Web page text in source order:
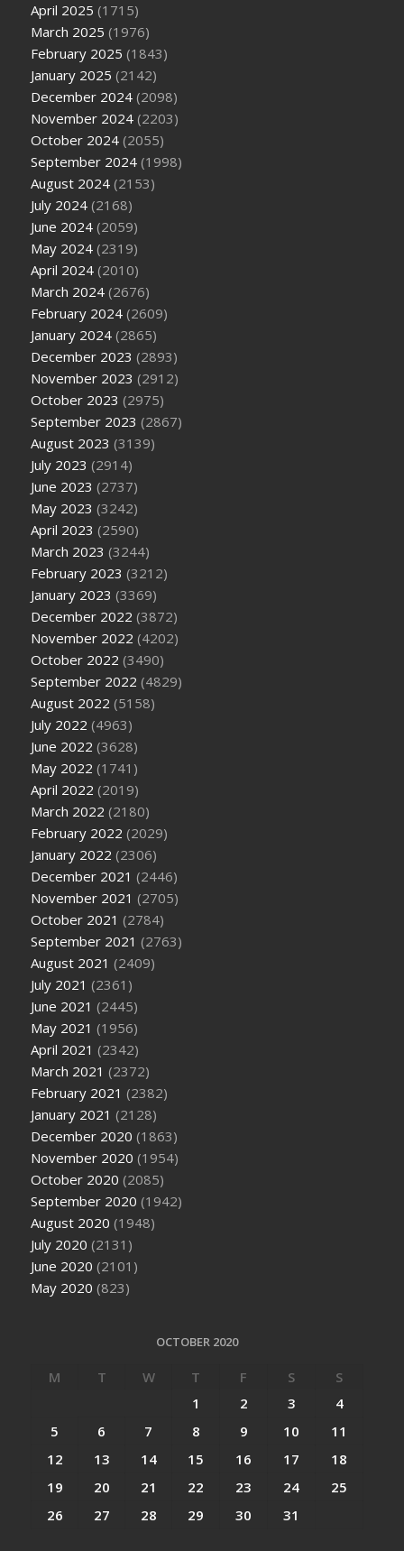
April 2025 (1715)
March 2025 (1976)
February 2025 (1843)
January 2025 (2142)
December 2024 (2098)
November 2024 (2203)
October 2024 (2055)
September 2024 (1998)
August 2024 (2153)
July 2024 (2168)
June 2024 (2059)
May 2024 (2319)
April 2024 (2010)
March 2024 (2676)
February 2024 (2609)
January 2024 (2865)
December 2023 (2893)
November 2023 (2912)
October 2023 (2975)
September 2023 (2867)
August 2023 (3139)
July 2023 (2914)
June 2023 (2737)
May 2023 (3242)
April 2023 (2590)
March 2023 (3244)
February 2023 (3212)
January 2023 (3369)
December 2022 (3872)
November 2022 (4202)
October 2022 (3490)
September 2022 (4829)
August 2022 (5158)
July 2022 (4963)
June 2022 (3628)
May 2022 (1741)
April 2022 (2019)
March 2022 (2180)
February 2022 (2029)
January 2022 (2306)
December 2021 (2446)
November 2021 (2705)
October 2021 (2784)
September 2021 (2763)
August 2021 (2409)
July 2021 (2361)
June 2021 (2445)
May 2021 (1956)
April 2021 (2342)
March 2021 (2372)
February 2021 (2382)
January 2021 (2128)
December 2020 (1863)
November 2020 (1954)
October 2020 (2085)
September 2020 (1942)
August 2020 (1948)
July 2020 (2131)
June 2020 (2101)
May 2020 (823)
OCTOBER 2020
M T W T F S
S
1
2 3
4
5
6 7 8 9 10
11
12
13 14 15 16 17
18
19
20 21 22 23 24
25
26
27 28 29 30 31